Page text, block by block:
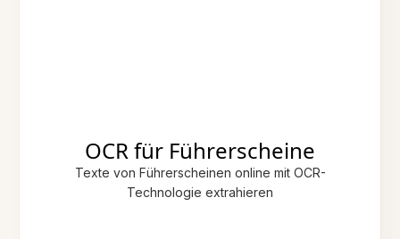
OCR für Führerscheine
Texte von Führerscheinen online mit OCR-
Technologie extrahieren